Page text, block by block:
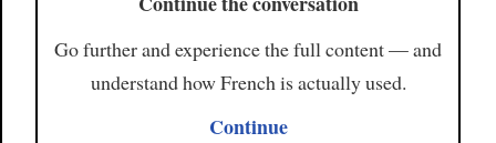
Go further and experience the full content — and
understand how French is actually used.
Continue